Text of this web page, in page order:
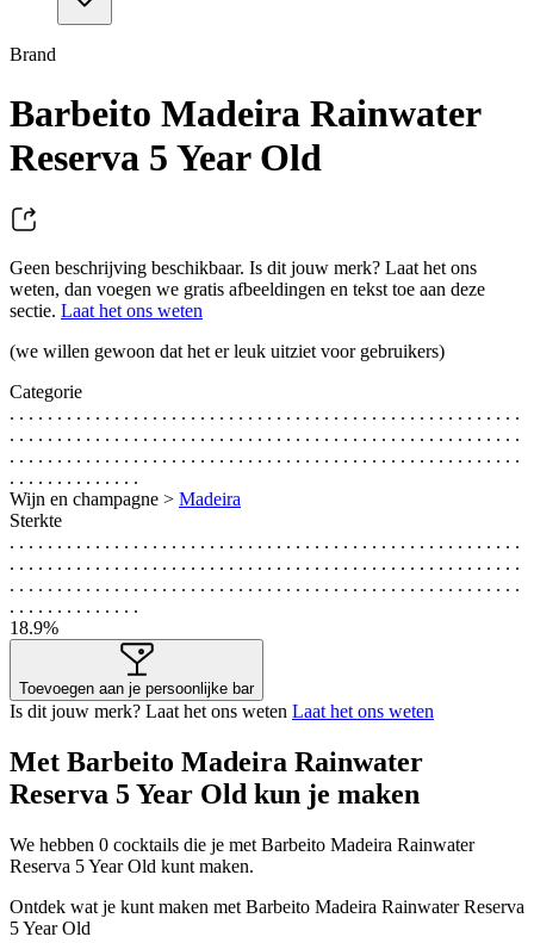
Brand
Barbeito Madeira Rainwater
Reserva 5 Year Old
Geen beschrijving beschikbaar. Is dit jouw merk? Laat het ons
weten, dan voegen we gratis afbeeldingen en tekst toe aan deze
sectie. Laat het ons weten
(we willen gewoon dat het er leuk uitziet voor gebruikers)
Categorie
. . . . . . . . . . . . . . . . . . . . . . . . . . . . . . . . . . . . . . . . . . . . . . . . . . . . . .
. . . . . . . . . . . . . . . . . . . . . . . . . . . . . . . . . . . . . . . . . . . . . . . . . . . . . .
. . . . . . . . . . . . . . . . . . . . . . . . . . . . . . . . . . . . . . . . . . . . . . . . . . . . . .
. . . . . . . . . . . . . .
Wijn en champagne > Madeira
Sterkte
. . . . . . . . . . . . . . . . . . . . . . . . . . . . . . . . . . . . . . . . . . . . . . . . . . . . . .
. . . . . . . . . . . . . . . . . . . . . . . . . . . . . . . . . . . . . . . . . . . . . . . . . . . . . .
. . . . . . . . . . . . . . . . . . . . . . . . . . . . . . . . . . . . . . . . . . . . . . . . . . . . . .
. . . . . . . . . . . . . .
18.9%
Toevoegen aan je persoonlijke bar
Is dit jouw merk? Laat het ons weten Laat het ons weten
Met Barbeito Madeira Rainwater
Reserva 5 Year Old kun je maken
We hebben 0 cocktails die je met Barbeito Madeira Rainwater
Reserva 5 Year Old kunt maken.
Ontdek wat je kunt maken met Barbeito Madeira Rainwater Reserva
5 Year Old